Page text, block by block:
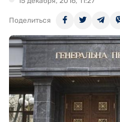
Поделиться